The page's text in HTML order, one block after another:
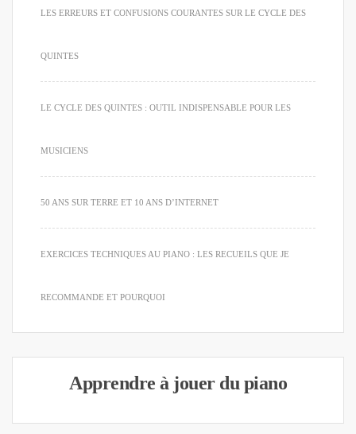
LES ERREURS ET CONFUSIONS COURANTES SUR LE CYCLE DES
QUINTES
LE CYCLE DES QUINTES : OUTIL INDISPENSABLE POUR LES
MUSICIENS
50 ANS SUR TERRE ET 10 ANS D’INTERNET
EXERCICES TECHNIQUES AU PIANO : LES RECUEILS QUE JE
RECOMMANDE ET POURQUOI
Apprendre à jouer du piano